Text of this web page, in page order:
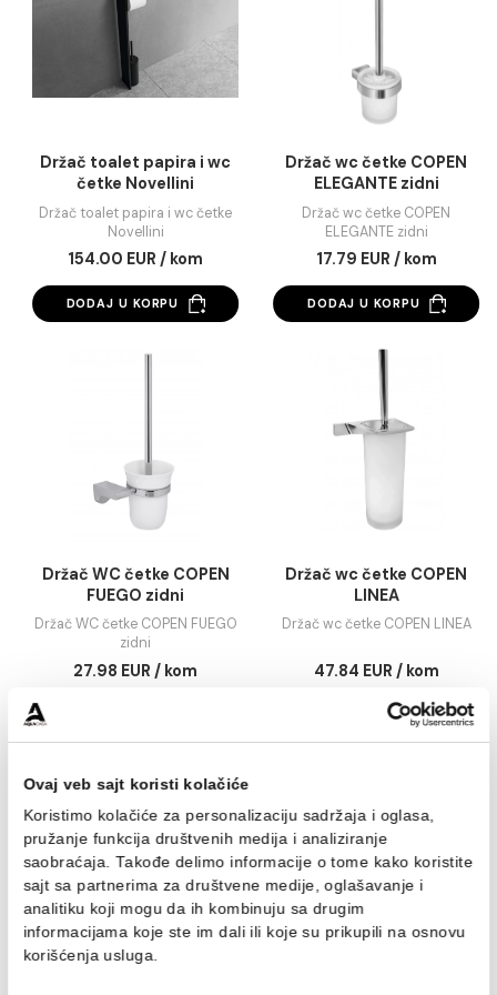
COPEN Ø400 visina 600
C-07-530B
Bambus korpa za veš COPEN
Ø400 visina 600 C-07-530B
Ø400 visina 600 C-07-
DODAJ U KORPU
Držač toalet papira i wc
četke Novellini
Držač toalet papira i wc četke
Novellini
154.00 EUR / kom
DODAJ U KORPU
Držač wc četke
ELEGANTE zidni
17.79 EUR / kom
DODAJ U KORPU
Držač WC četke COPEN
FUEGO zidni
Držač WC četke COPEN FUEGO
Držač wc četke
LINEA